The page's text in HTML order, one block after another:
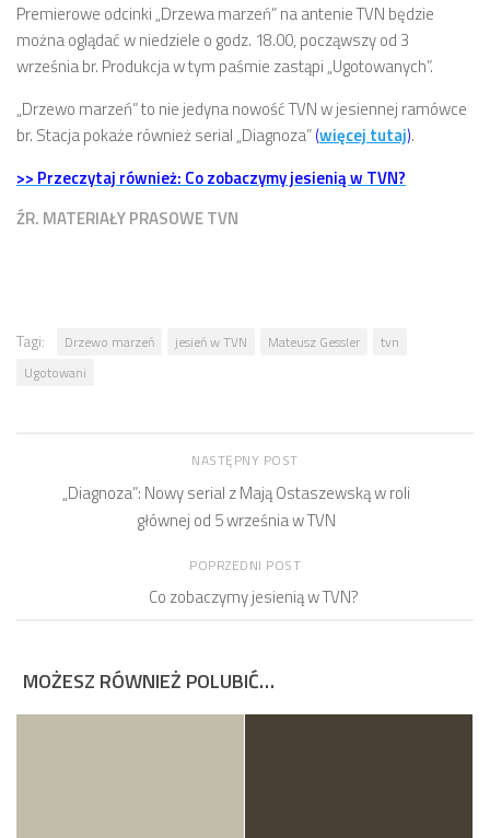
Premierowe odcinki „Drzewa marzeń” na antenie TVN będzie
można oglądać w niedziele o godz. 18.00, począwszy od 3
września br. Produkcja w tym paśmie zastąpi „Ugotowanych”.
„Drzewo marzeń” to nie jedyna nowość TVN w jesiennej ramówce
br. Stacja pokaże również serial „Diagnoza”(więcej tutaj).
>> Przeczytaj również: Co zobaczymy jesienią w TVN?
ŹR. MATERIAŁY PRASOWE TVN
Tagi: Drzewo marzeń jesień w TVN Mateusz Gessler
tvn
Ugotowani
NASTĘPNY POST
„Diagnoza”: Nowy serial z Mają Ostaszewską w roli
głównej od 5 września w TVN
POPRZEDNI POST
Co zobaczymy jesienią w TVN?
MOŻESZ RÓWNIEŻ POLUBIĆ…